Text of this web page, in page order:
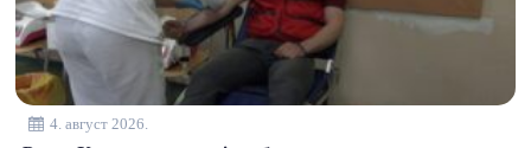
4. август 2026.